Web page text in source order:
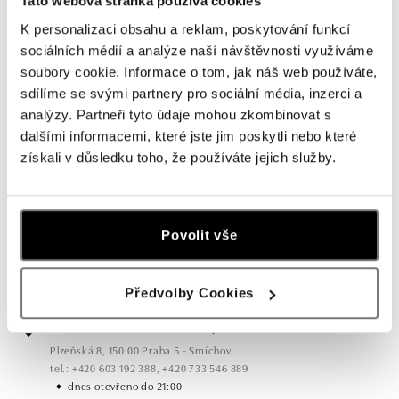
K personalizaci obsahu a reklam, poskytování funkcí
sociálních médií a analýze naší návštěvnosti využíváme
soubory cookie. Informace o tom, jak náš web používáte,
sdílíme se svými partnery pro sociální média, inzerci a
analýzy. Partneři tyto údaje mohou zkombinovat s
dalšími informacemi, které jste jim poskytli nebo které
získali v důsledku toho, že používáte jejich služby.
Povolit vše
Předvolby Cookies
Všechny Česko Slovensko
ALO diamonds OC Forum Nová Karolina,
Ostrava
Jantarová 3344/4, 702 00 Ostrava-Moravská Ostrava
tel.: +420 603 166 013, +420 603 565 187
Plzeňská 8, 150 00 Praha 5 - Smíchov
tel.: +420 603 192 388, +420 733 546 889
dnes otevřeno do 21:00